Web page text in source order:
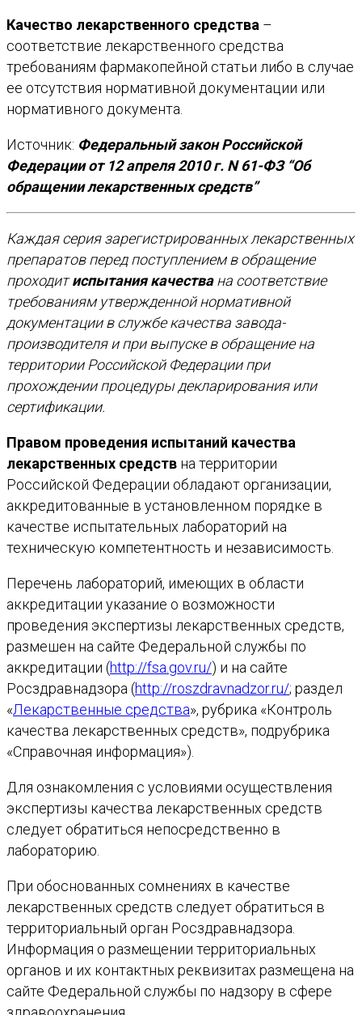
Качество лекарственного средства –
соответствие лекарственного средства
требованиям фармакопейной статьи либо в случае
ее отсутствия нормативной документации или
нормативного документа.
Источник: Федеральный закон Российской
Федерации от 12 апреля 2010 г. N 61-ФЗ “Об
обращении лекарственных средств”
Каждая серия зарегистрированных лекарственных
препаратов перед поступлением в обращение
проходитиспытания качествана соответствие
требованиям утвержденной нормативной
документации в службе качества завода-
производителя и при выпуске в обращение на
территории Российской Федерации при
прохождении процедуры декларирования или
сертификации.
Правом проведения испытаний качества
лекарственных средств на территории
Российской Федерации обладают организации,
аккредитованные в установленном порядке в
качестве испытательных лабораторий на
техническую компетентность и независимость.
Перечень лабораторий, имеющих в области
аккредитации указание о возможности
проведения экспертизы лекарственных средств,
размешен на сайте Федеральной службы по
аккредитации (http://fsa.gov.ru/) и на сайте
Росздравнадзора (http://roszdravnadzor.ru/; раздел
«Лекарственные средства», рубрика «Контроль
качества лекарственных средств», подрубрика
«Справочная информация»).
Для ознакомления с условиями осуществления
экспертизы качества лекарственных средств
следует обратиться непосредственно в
лабораторию.
При обоснованных сомнениях в качестве
лекарственных средств следует обратиться в
территориальный орган Росздравнадзора.
Информация о размещении территориальных
органов и их контактных реквизитах размещена на
сайте Федеральной службы по надзору в сфере